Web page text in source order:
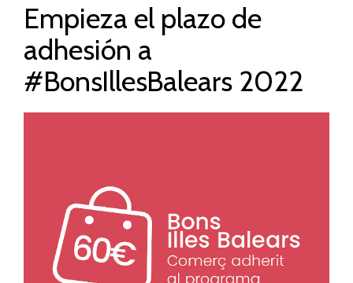
Empieza el plazo de
adhesión a
#BonsIllesBalears 2022